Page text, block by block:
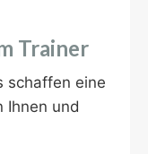
Trainer
schaffen eine
Ihnen und